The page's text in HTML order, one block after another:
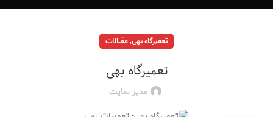
تعمیرگاه بهی,مقــــالات
تعمیرگاه بهی
مدیر سایت